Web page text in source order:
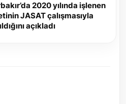
2020 yılında işlenen
JASAT çalışmasıyla
açıkladı